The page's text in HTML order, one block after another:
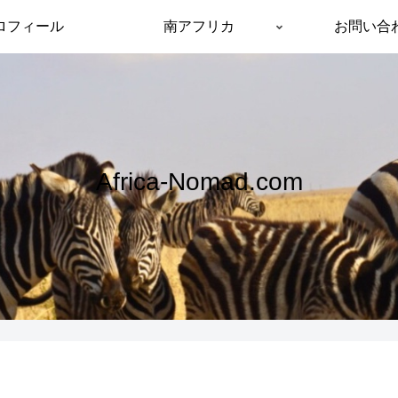
Africa-Nomad.com
フィール 南アフリカ お問い合